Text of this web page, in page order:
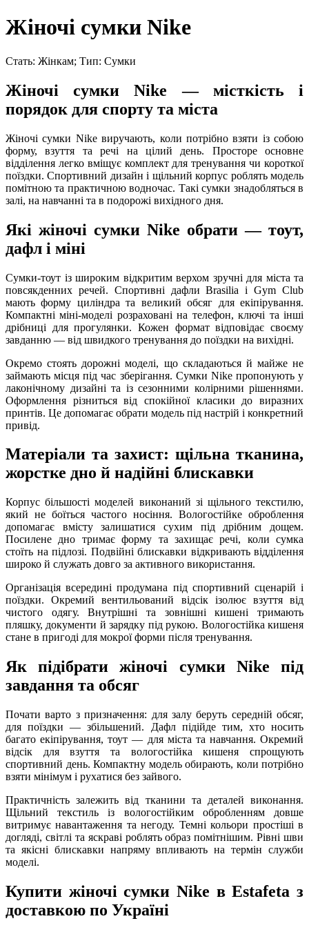
Жіночі сумки Nike
Стать: Жінкам; Тип: Сумки
Жіночі сумки Nike — місткість і
порядок для спорту та міста
Жіночі сумки Nike виручають, коли потрібно взяти із собою
форму, взуття та речі на цілий день. Просторе основне
відділення легко вміщує комплект для тренування чи короткої
поїздки. Спортивний дизайн і щільний корпус роблять модель
помітною та практичною водночас. Такі сумки знадобляться в
залі, на навчанні та в подорожі вихідного дня.
Які жіночі сумки Nike обрати — тоут,
дафл і міні
Сумки-тоут із широким відкритим верхом зручні для міста та
повсякденних речей. Спортивні дафли Brasilia і Gym Club
мають форму циліндра та великий обсяг для екіпірування.
Компактні міні-моделі розраховані на телефон, ключі та інші
дрібниці для прогулянки. Кожен формат відповідає своєму
завданню — від швидкого тренування до поїздки на вихідні.
Окремо стоять дорожні моделі, що складаються й майже не
займають місця під час зберігання. Сумки Nike пропонують у
лаконічному дизайні та із сезонними колірними рішеннями.
Оформлення різниться від спокійної класики до виразних
принтів. Це допомагає обрати модель під настрій і конкретний
привід.
Матеріали та захист: щільна тканина,
жорстке дно й надійні блискавки
Корпус більшості моделей виконаний зі щільного текстилю,
який не боїться частого носіння. Вологостійке оброблення
допомагає вмісту залишатися сухим під дрібним дощем.
Посилене дно тримає форму та захищає речі, коли сумка
стоїть на підлозі. Подвійні блискавки відкривають відділення
широко й служать довго за активного використання.
Організація всередині продумана під спортивний сценарій і
поїздки. Окремий вентильований відсік ізолює взуття від
чистого одягу. Внутрішні та зовнішні кишені тримають
пляшку, документи й зарядку під рукою. Вологостійка кишеня
стане в пригоді для мокрої форми після тренування.
Як підібрати жіночі сумки Nike під
завдання та обсяг
Почати варто з призначення: для залу беруть середній обсяг,
для поїздки — збільшений. Дафл підійде тим, хто носить
багато екіпірування, тоут — для міста та навчання. Окремий
відсік для взуття та вологостійка кишеня спрощують
спортивний день. Компактну модель обирають, коли потрібно
взяти мінімум і рухатися без зайвого.
Практичність залежить від тканини та деталей виконання.
Щільний текстиль із вологостійким обробленням довше
витримує навантаження та негоду. Темні кольори простіші в
догляді, світлі та яскраві роблять образ помітнішим. Рівні шви
та якісні блискавки напряму впливають на термін служби
моделі.
Купити жіночі сумки Nike в Estafeta з
доставкою по Україні